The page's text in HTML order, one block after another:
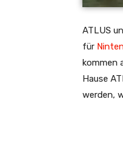
ATLUS
für
kommen
Hause
werden,